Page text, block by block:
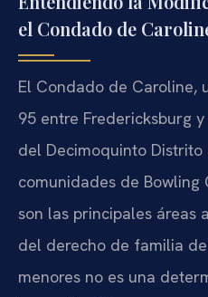
el Condado de
El Condado de Caroline,
95 entre Fredericksburg
del Decimoquinto
comunidades de Bowling
son las principales áreas
del derecho de familia
menores no es una